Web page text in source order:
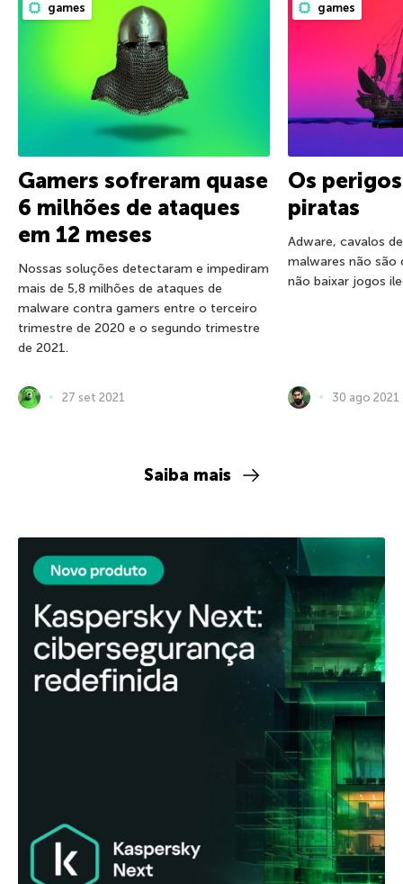
games
Gamers sofreram quase
6 milhões de ataques
em 12 meses
Nossas soluções detectaram e impediram
mais de 5,8 milhões de ataques de
malware contra gamers entre o terceiro
trimestre de 2020 e o segundo trimestre
de 2021.
27 set 2021
games
Os
piratas
Adware, cavalos
malwares não são
não baixar jogos
30 ago 2021
Saiba mais